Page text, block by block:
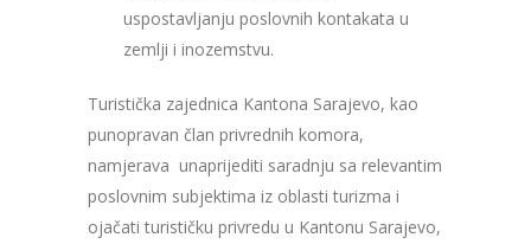
uspostavljanju poslovnih kontakata u
zemlji i inozemstvu.
Turistička zajednica Kantona Sarajevo, kao
punopravan član privrednih komora,
namjerava unaprijediti saradnju sa relevantim
poslovnim subjektima iz oblasti turizma i
ojačati turističku privredu u Kantonu Sarajevo,